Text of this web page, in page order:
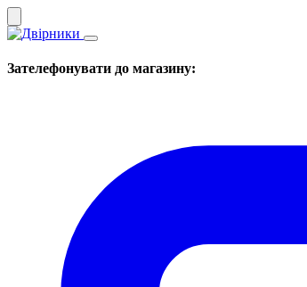
Зателефонувати до магазину: